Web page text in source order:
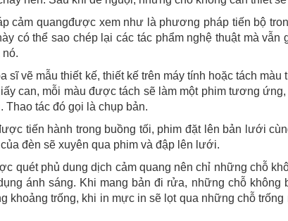
cảm quangđược xem như là phương pháp tiến bộ
có thể sao chép lại các tác phẩm nghệ thuật mà vẫn
sĩ vẽ mẫu thiết kế, thiết kế trên máy tính hoặc tách màu
can, mỗi màu được tách sẽ làm một phim tương
tác đó gọi là chụp bản.
tiến hành trong buồng tối, phim đặt lên bản lưới
đèn sẽ xuyên qua phim và đập lên lưới.
quét phủ dung dịch cảm quang nên chỉ những chỗ
ánh sáng. Khi mang bản đi rửa, những chỗ không
khoảng trống, khi in mực in sẽ lọt qua những chỗ trống